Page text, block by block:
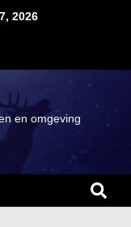
2026
en omgeving